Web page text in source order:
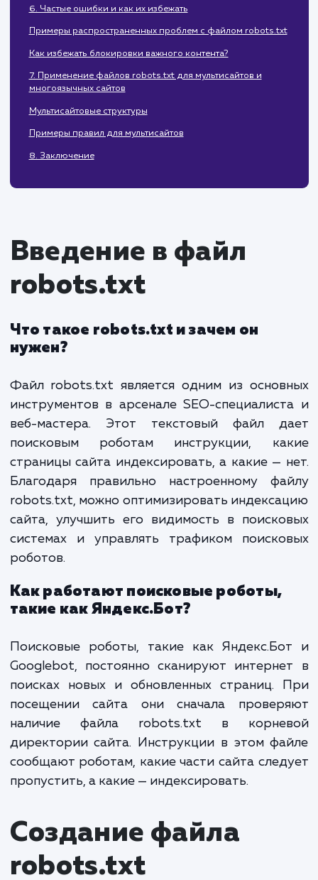
других поисковиков
Как использовать Яндекс.Метрику для анализа роботов?
6. Частые ошибки и как их избежать
Примеры распространенных проблем с файлом
Мультисайтовые структуры
8. Заключение
Введение в файл
robots.txt
Что такое robots.txt и зачем он
нужен?
Файл robots.txt является одним из
веб-мастера. Этот текстовый файл
поисковым роботам инструкции,
Благодаря правильно настроенному
robots.txt, можно оптимизировать
сайта, улучшить его видимость в
системах и управлять трафиком
роботов.
Как работают поисковые роботы,
Поисковые роботы, такие как
Googlebot, постоянно сканируют